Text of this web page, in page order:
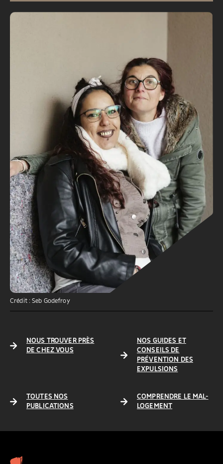
Crédit : Seb Godefroy
NOUS TROUVER PRÈS
DE CHEZ VOUS
NOS GUIDES ET
CONSEILS DE
PRÉVENTION DES
EXPULSIONS
TOUTES NOS
PUBLICATIONS
COMPRENDRE LE MAL-
LOGEMENT